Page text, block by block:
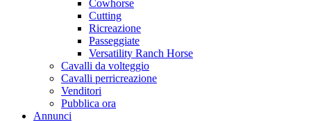
Cowhorse
Cutting
Ricreazione
Passeggiate
Versatility Ranch Horse
Cavalli da volteggio
Cavalli perricreazione
Venditori
Pubblica ora
Annunci